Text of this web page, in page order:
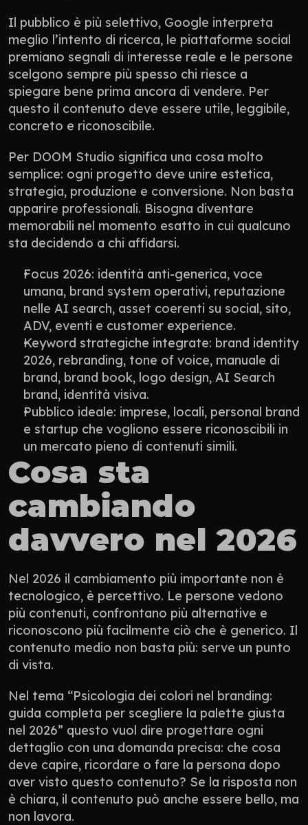
Il pubblico è più selettivo, Google interpreta
meglio l’intento di ricerca, le piattaforme social
premiano segnali di interesse reale e le persone
scelgono sempre più spesso chi riesce a
spiegare bene prima ancora di vendere. Per
questo il contenuto deve essere utile, leggibile,
concreto e riconoscibile.
Per DOOM Studio significa una cosa molto
semplice: ogni progetto deve unire estetica,
strategia, produzione e conversione. Non basta
apparire professionali. Bisogna diventare
memorabili nel momento esatto in cui qualcuno
sta decidendo a chi affidarsi.
Focus 2026: identità anti-generica, voce
umana, brand system operativi, reputazione
nelle AI search, asset coerenti su social, sito,
ADV, eventi e customer experience.
Keyword strategiche integrate: brand identity
2026, rebranding, tone of voice, manuale di
brand, brand book, logo design, AI Search
brand, identità visiva.
Pubblico ideale: imprese, locali, personal brand
e startup che vogliono essere riconoscibili in
un mercato pieno di contenuti simili.
Cosa sta
cambiando
davvero nel 2026
Nel 2026 il cambiamento più importante non è
tecnologico, è percettivo. Le persone vedono
più contenuti, confrontano più alternative e
riconoscono più facilmente ciò che è generico. Il
contenuto medio non basta più: serve un punto
di vista.
Nel tema “Psicologia dei colori nel branding:
guida completa per scegliere la palette giusta
nel 2026” questo vuol dire progettare ogni
dettaglio con una domanda precisa: che cosa
deve capire, ricordare o fare la persona dopo
aver visto questo contenuto? Se la risposta non
è chiara, il contenuto può anche essere bello, ma
non lavora.